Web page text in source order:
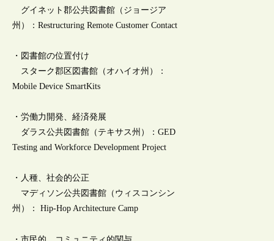
グイネット郡公共図書館（ジョージア
州）：Restructuring Remote Customer Contact
・図書館の位置付け
スターク郡区図書館（オハイオ州）：
Mobile Device SmartKits
・労働力開発、経済発展
ダラス公共図書館（テキサス州）：GED
Testing and Workforce Development Project
・人種、社会的公正
マディソン公共図書館（ウィスコンシン
州）： Hip-Hop Architecture Camp